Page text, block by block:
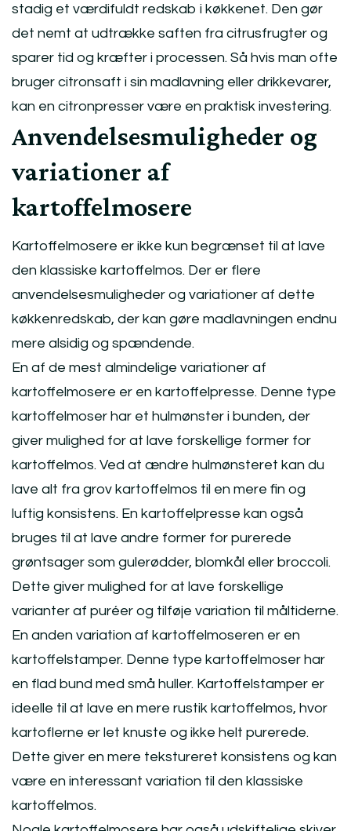
stadig et værdifuldt redskab i køkkenet. Den gør
det nemt at udtrække saften fra citrusfrugter og
sparer tid og kræfter i processen. Så hvis man ofte
bruger citronsaft i sin madlavning eller drikkevarer,
kan en citronpresser være en praktisk investering.
Anvendelsesmuligheder og
variationer af
kartoffelmosere
Kartoffelmosere er ikke kun begrænset til at lave
den klassiske kartoffelmos. Der er flere
anvendelsesmuligheder og variationer af dette
køkkenredskab, der kan gøre madlavningen endnu
mere alsidig og spændende.
En af de mest almindelige variationer af
kartoffelmosere er en kartoffelpresse. Denne type
kartoffelmoser har et hulmønster i bunden, der
giver mulighed for at lave forskellige former for
kartoffelmos. Ved at ændre hulmønsteret kan du
lave alt fra grov kartoffelmos til en mere fin og
luftig konsistens. En kartoffelpresse kan også
bruges til at lave andre former for purerede
grøntsager som gulerødder, blomkål eller broccoli.
Dette giver mulighed for at lave forskellige
varianter af puréer og tilføje variation til måltiderne.
En anden variation af kartoffelmoseren er en
kartoffelstamper. Denne type kartoffelmoser har
en flad bund med små huller. Kartoffelstamper er
ideelle til at lave en mere rustik kartoffelmos, hvor
kartoflerne er let knuste og ikke helt purerede.
Dette giver en mere tekstureret konsistens og kan
være en interessant variation til den klassiske
kartoffelmos.